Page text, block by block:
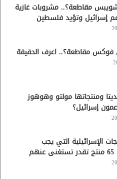
مقاطعة؟.. مشروبات غازية
إسرائيل وتؤيد فلسطين
مقاطعة؟.. اعرف الحقيقة
ومنتجاتها مولتو وهوهوز
إسرائيل؟
الإسرائيلية التي يجب